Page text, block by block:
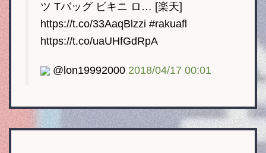
ツ Tバッグ ビキニ ロ… [楽天]
https://t.co/33AaqBlzzi #rakuafl
https://t.co/uaUHfGdRpA
@lon19992000 2018/04/17 00:01